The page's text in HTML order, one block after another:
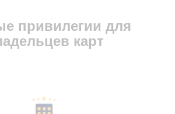
привилегии для
карт